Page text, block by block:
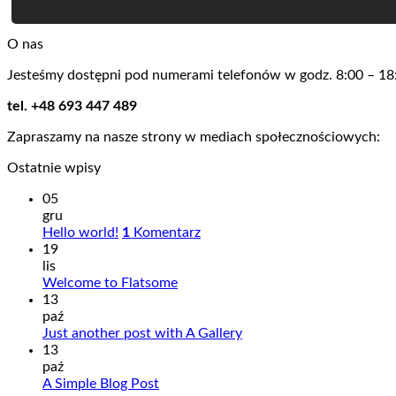
O nas
Jesteśmy dostępni pod numerami telefonów w godz. 8:00 –
tel. +48 693 447 489
Zapraszamy na nasze strony w mediach społecznościowych:
Ostatnie wpisy
05
gru
Hello world! 1 Komentarz
19
lis
Welcome to Flatsome
13
paź
Just another post with A Gallery
13
paź
A Simple Blog Post